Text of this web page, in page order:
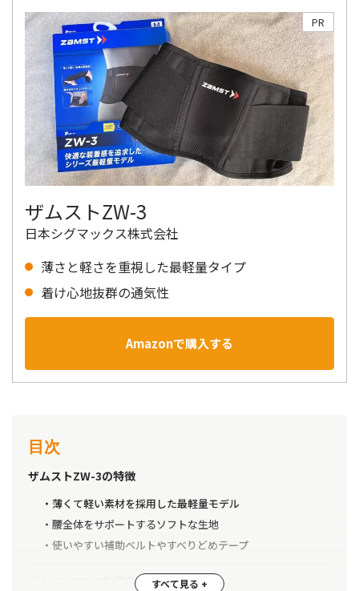
ザムストZW-3
日本シグマックス株式会社
薄さと軽さを重視した最軽量タイプ
着け心地抜群の通気性
Amazonで購入する
PR
目次
ザムストZW-3の特徴
薄くて軽い素材を採用した最軽量モデル
腰全体をサポートするソフトな生地
使いやすい補助ベルトやすべりどめテープ
ザムストZW-3を腰痛歴30年の主婦がレビュー！